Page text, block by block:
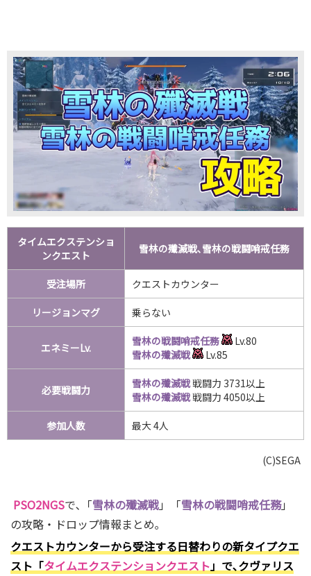
タイムエクステンショ
ンクエスト
雪林の殲滅戦､雪林の戦闘哨戒任務
受注場所 クエストカウンター
リージョンマグ 乗らない
エネミーLv. 雪林の戦闘哨戒任務
Lv.80
雪林の殲滅戦
Lv.85
必要戦闘力 雪林の殲滅戦戦闘力 3731以上
雪林の殲滅戦戦闘力 4050以上
参加人数 最大 4人
(C)SEGA
PSO2NGSで､「雪林の殲滅戦」「雪林の戦闘哨戒任務」
の攻略・ドロップ情報まとめ｡
クエストカウンターから受注する日替わりの新タイプクエ
スト「タイムエクステンションクエスト」で､クヴァリス